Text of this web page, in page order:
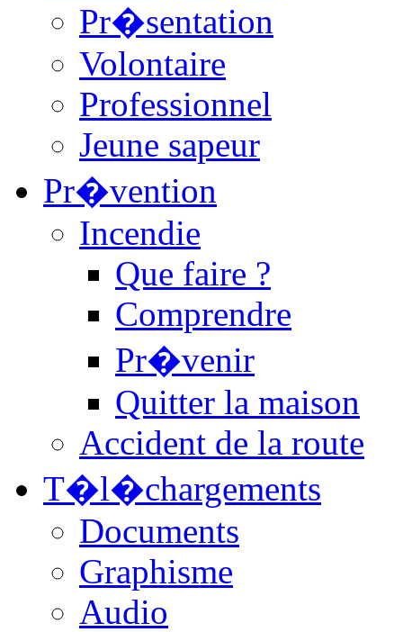
Pr�sentation
Volontaire
Professionnel
Jeune sapeur
Pr�vention
Incendie
Que faire ?
Comprendre
Pr�venir
Quitter la maison
Accident de la route
T�l�chargements
Documents
Graphisme
Audio